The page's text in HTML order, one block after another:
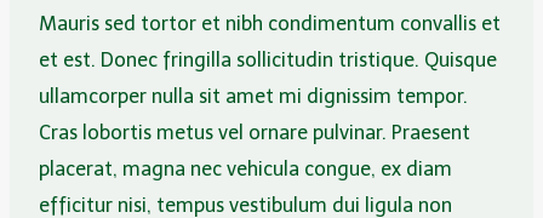
Mauris sed tortor et nibh condimentum convallis et
et est. Donec fringilla sollicitudin tristique. Quisque
ullamcorper nulla sit amet mi dignissim tempor.
Cras lobortis metus vel ornare pulvinar. Praesent
placerat, magna nec vehicula congue, ex diam
efficitur nisi, tempus vestibulum dui ligula non